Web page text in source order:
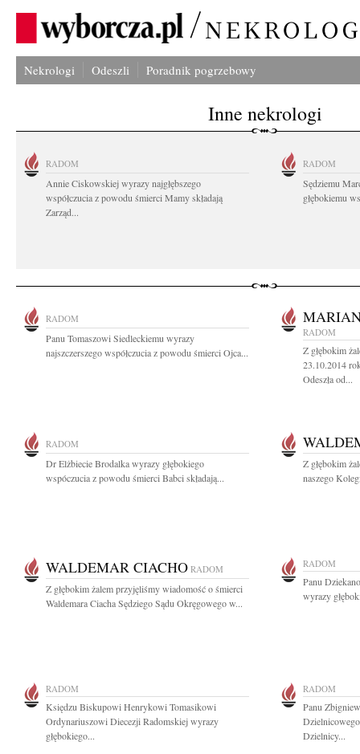
Nekrologi Odeszli Poradnik pogrzebowy
Inne nekrologi
RADOM
Annie Ciskowskiej wyrazy najgłębszego
współczucia z powodu śmierci Mamy składają
Zarząd...
RADOM
Sędziemu
głębokiemu
RADOM
Panu Tomaszowi Siedleckiemu wyrazy
najszczerszego współczucia z powodu śmierci Ojca...
RADOM
Z głębokim
23.10.2014
Odeszła od...
RADOM
Dr Elżbiecie Brodalka wyrazy głębokiego
wspóczucia z powodu śmierci Babci składają...
Z głębokim
naszego
WALDEMAR CIACHO RADOM
Z głębokim żalem przyjęliśmy wiadomość o śmierci
Waldemara Ciacha Sędziego Sądu Okręgowego w...
RADOM
Panu
wyrazy
RADOM
Księdzu Biskupowi Henrykowi Tomasikowi
Ordynariuszowi Diecezji Radomskiej wyrazy
głębokiego...
RADOM
Panu
Dzielnicy...